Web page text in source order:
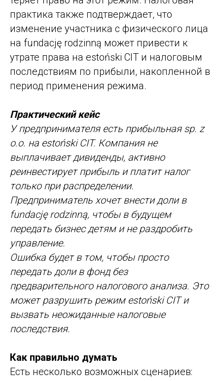
практика также подтверждает, что
изменение участника с физического лица
на fundację rodzinną может привести к
утрате права на estoński CIT и налоговым
последствиям по прибыли, накопленной в
период применения режима.
Практический кейс
У предпринимателя есть прибыльная sp. z
o.o. на estoński CIT. Компания не
выплачивает дивиденды, активно
реинвестирует прибыль и платит налог
только при распределении.
Предприниматель хочет внести доли в
fundację rodzinną, чтобы в будущем
передать бизнес детям и не раздробить
управление.
Ошибка будет в том, чтобы просто
передать доли в фонд без
предварительного налогового анализа. Это
может разрушить режим estoński CIT и
вызвать неожиданные налоговые
последствия.
Как правильно думать
Есть несколько возможных сценариев: